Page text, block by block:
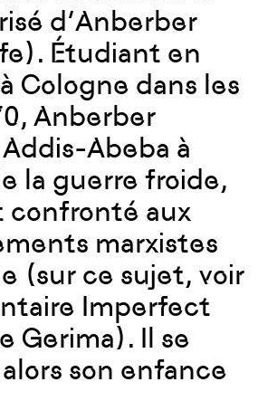
d’Anberber
Étudiant en
Cologne dans les
Anberber
Abeba à
la guerre froide,
confronté aux
marxistes
(sur ce sujet, voir
Imperfect
Gerima). Il se
son enfance